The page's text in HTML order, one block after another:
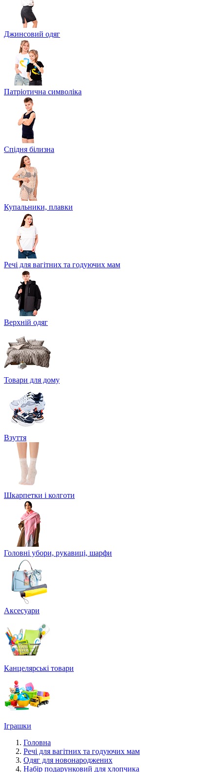
Джинсовий одяг
Патріотична символіка
Спідня білизна
Купальники, плавки
Речі для вагітних та годуючих мам
Верхній одяг
Товари для дому
Взуття
Шкарпетки і колготи
Головні убори, рукавиці, шарфи
Аксесуари
Канцелярські товари
Іграшки
Головна
Речі для вагітних та годуючих мам
Одяг для новонароджених
Набір подарунковий для хлопчика